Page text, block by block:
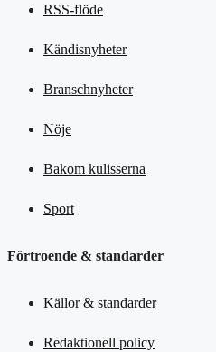
RSS-flöde
Kändisnyheter
Branschnyheter
Nöje
Bakom kulisserna
Sport
Förtroende & standarder
Källor & standarder
Redaktionell policy